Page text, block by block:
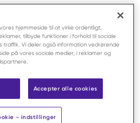
hjemmeside til at virke ordentligt,
tilbyde funktioner i forhold til sociale
traffik. Vi deler også information vedrørende
på vores sociale medier, i reklamer og
Accepter alle cookies
- indstillinger